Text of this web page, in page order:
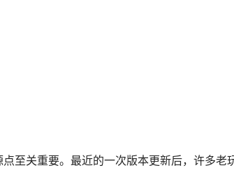
至关重要。最近的一次版本更新后，许多老